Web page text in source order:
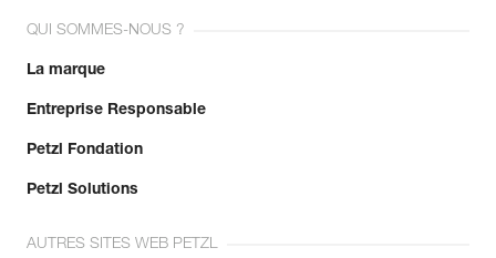
QUI SOMMES-NOUS ?
La marque
Entreprise Responsable
Petzl Fondation
Petzl Solutions
AUTRES SITES WEB PETZL